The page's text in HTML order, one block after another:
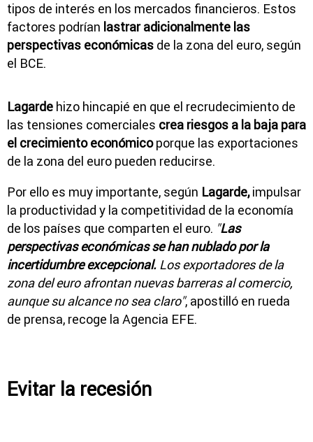
tipos de interés en los mercados financieros. Estos
factores podrían lastrar adicionalmente las
perspectivas económicas de la zona del euro, según
el BCE.
Lagarde hizo hincapié en que el recrudecimiento de
las tensiones comerciales crea riesgos a la baja para
el crecimiento económicoporque las exportaciones
de la zona del euro pueden reducirse.
Por ello es muy importante, según Lagarde,impulsar
la productividad y la competitividad de la economía
de los países que comparten el euro. "Las
perspectivas económicas se han nublado por la
incertidumbre excepcional. Los exportadores de la
zona del euro afrontan nuevas barreras al comercio,
aunque su alcance no sea claro", apostilló en rueda
de prensa, recoge la Agencia EFE.
Evitar la recesión